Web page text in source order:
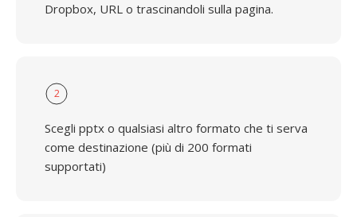
Dropbox, URL o trascinandoli sulla pagina.
2
Scegli pptx o qualsiasi altro formato che ti serva
come destinazione (più di 200 formati
supportati)